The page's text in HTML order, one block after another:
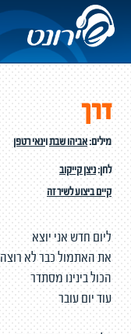
דרך
מילים:אביהו שבתוינאי רטפן
לחן:ניצן קייקוב
קיים ביצוע לשיר זה
ליום חדש אני יוצא
את האתמול כבר לא רוצה
הכול בינינו מסתדר
עוד יום עובר